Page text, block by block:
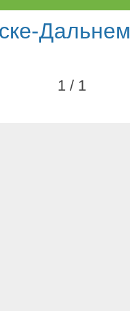
Дальнем
1 / 1